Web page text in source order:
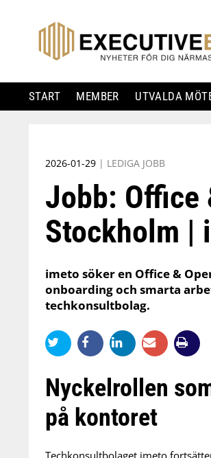
START MEMBER UTVALDA
to
2026-01-29 | LEDIGA JOBB
Jobb: Office
Stockholm |
imeto söker en Office &
onboarding och smarta
techkonsultbolag.
Nyckelrollen
på kontoret
Techkonsultbolaget imeto